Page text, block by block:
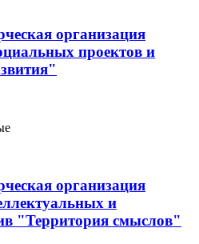
организация
проектов и
организация
и
"Территория смыслов"